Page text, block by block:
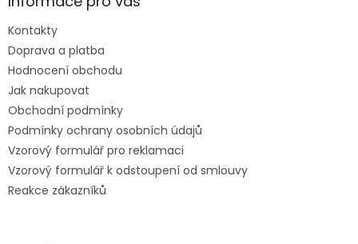
Kontakty
Doprava a platba
Hodnocení obchodu
Jak nakupovat
Obchodní podmínky
Podmínky ochrany osobních údajů
Vzorový formulář pro reklamaci
Vzorový formulář k odstoupení od smlouvy
Reakce zákazníků